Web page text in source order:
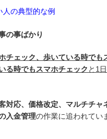
人の典型的な例
の事ばかり
チェック、歩いている時でも
る時でもスマホチェック と1
対応、価格改定、マルチチャ
入金管理の作業に追われてい